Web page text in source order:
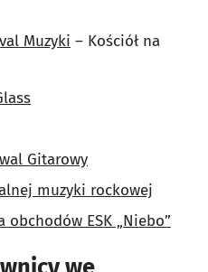
Muzyki – Kościół na
Gitarowy
muzyki rockowej
ESK „Niebo”